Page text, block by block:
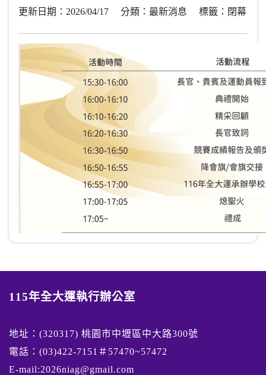
更新日期：2026/04/17 分類：最新消息 標籤：閉幕
115年全大運執行辦公室
地址：(320317) 桃園市中壢區中大路300號
電話：(03)422-7151＃57470~57472
E-mail:2026niag@gmail.com